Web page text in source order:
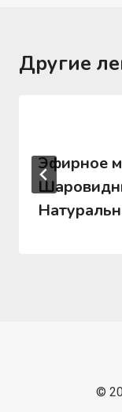
Другие
Эфирное
©